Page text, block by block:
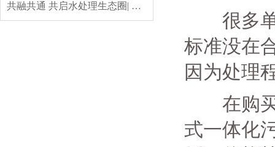
共融共通 共启水处理生态圈| 英诺格林成立20周年供应商大会定义水处理未来式
很多单
标准没在
因为处理
在购买
式一体化